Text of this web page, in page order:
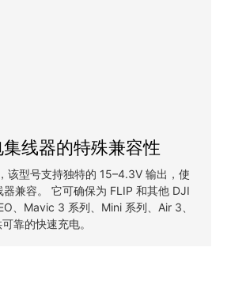
线器的特殊兼容性
该型号支持独特的 15–4.3V 输出，使
兼容。 它可确保为 FLIP 和其他 DJI
、Mavic 3 系列、Mini 系列、Air 3、
靠的快速充电。